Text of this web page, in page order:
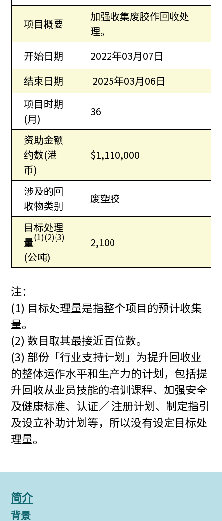
项目概要
加强收集废胶作回收处
理。
开始日期
2022年03月07日
结束日期
2025年03月06日
项目时期
(月)
36
资助金额
约数(港
币)
$1,110,000
涉及的回
收物类别
废塑胶
目标处理
量(1)(2)(3)
(公吨)
2,100
注：
(1) 目标处理量是指整个项目的预计收集
量。
(2) 数目取其最接近百位数。
(3) 部份「行业支持计划」为提升回收业
的整体运作水平和生产力的计划，包括提
升回收从业员技能的培训课程、加强安全
及健康标准、认证／ 注册计划、制定指引
及设立补助计划等，所以没有设定目标处
理量。
简介
背景